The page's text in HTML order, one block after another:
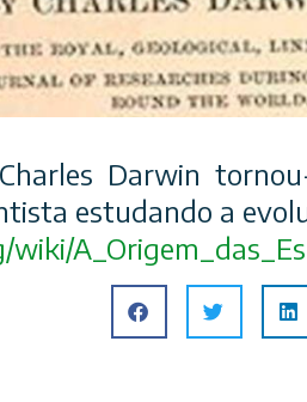
Darwin
estudando a
wiki/